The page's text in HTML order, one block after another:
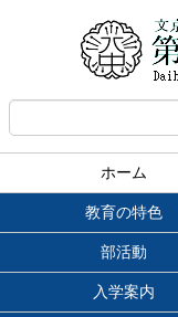
ホーム
教育の特色
部活動
入学案内